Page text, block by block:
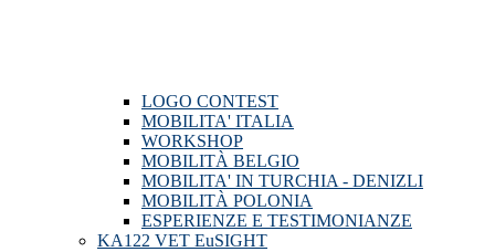
LOGO CONTEST
MOBILITA' ITALIA
WORKSHOP
MOBILITÀ BELGIO
MOBILITA' IN TURCHIA - DENIZLI
MOBILITÀ POLONIA
ESPERIENZE E TESTIMONIANZE
KA122 VET EuSIGHT